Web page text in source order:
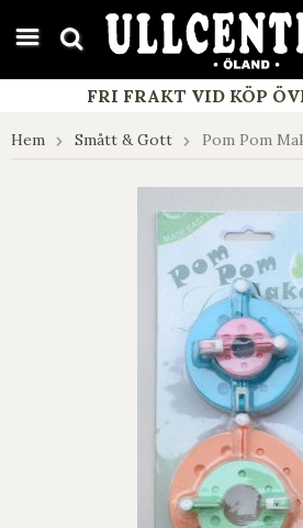
google-site-verification:
FRI FRAKT VID KÖP
Hem Smått & Gott Pom Pom